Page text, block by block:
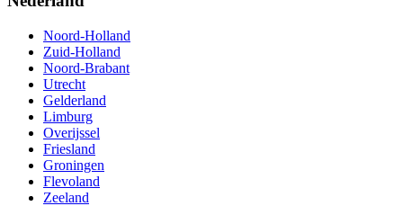
Noord-Holland
Zuid-Holland
Noord-Brabant
Utrecht
Gelderland
Limburg
Overijssel
Friesland
Groningen
Flevoland
Zeeland